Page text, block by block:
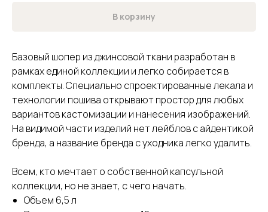
В корзину
Базовый шопер из джинсовой ткани разработан в
рамках единой коллекции и легко собирается в
комплекты. Специально спроектированные лекала и
технологии пошива открывают простор для любых
вариантов кастомизации и нанесения изображений.
На видимой части изделий нет лейблов с айдентикой
бренда, а название бренда с уходника легко удалить.
Всем, кто мечтает о собственной капсульной
коллекции, но не знает, с чего начать.
Объем 6,5 л